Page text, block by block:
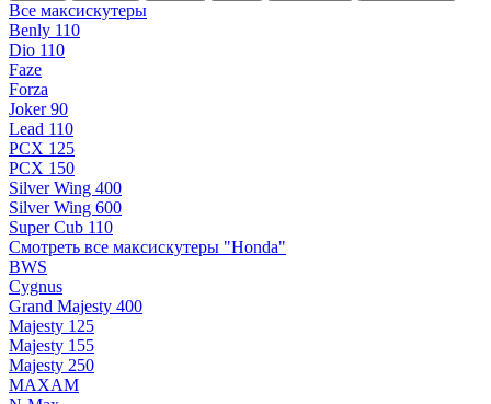
Все максискутеры
Benly 110
Dio 110
Faze
Forza
Joker 90
Lead 110
PCX 125
PCX 150
Silver Wing 400
Silver Wing 600
Super Cub 110
Смотреть все максискутеры "Honda"
BWS
Cygnus
Grand Majesty 400
Majesty 125
Majesty 155
Majesty 250
MAXAM